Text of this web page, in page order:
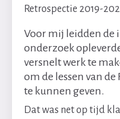
Retrospectie 2019-
Voor mij leidden de
onderzoek
versnelt werk te
om de lessen van
te kunnen geven.
Dat was net op tijd